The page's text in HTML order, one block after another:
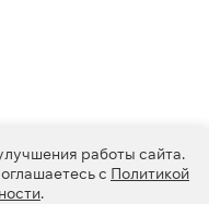
работы сайта.
с Политикой
.